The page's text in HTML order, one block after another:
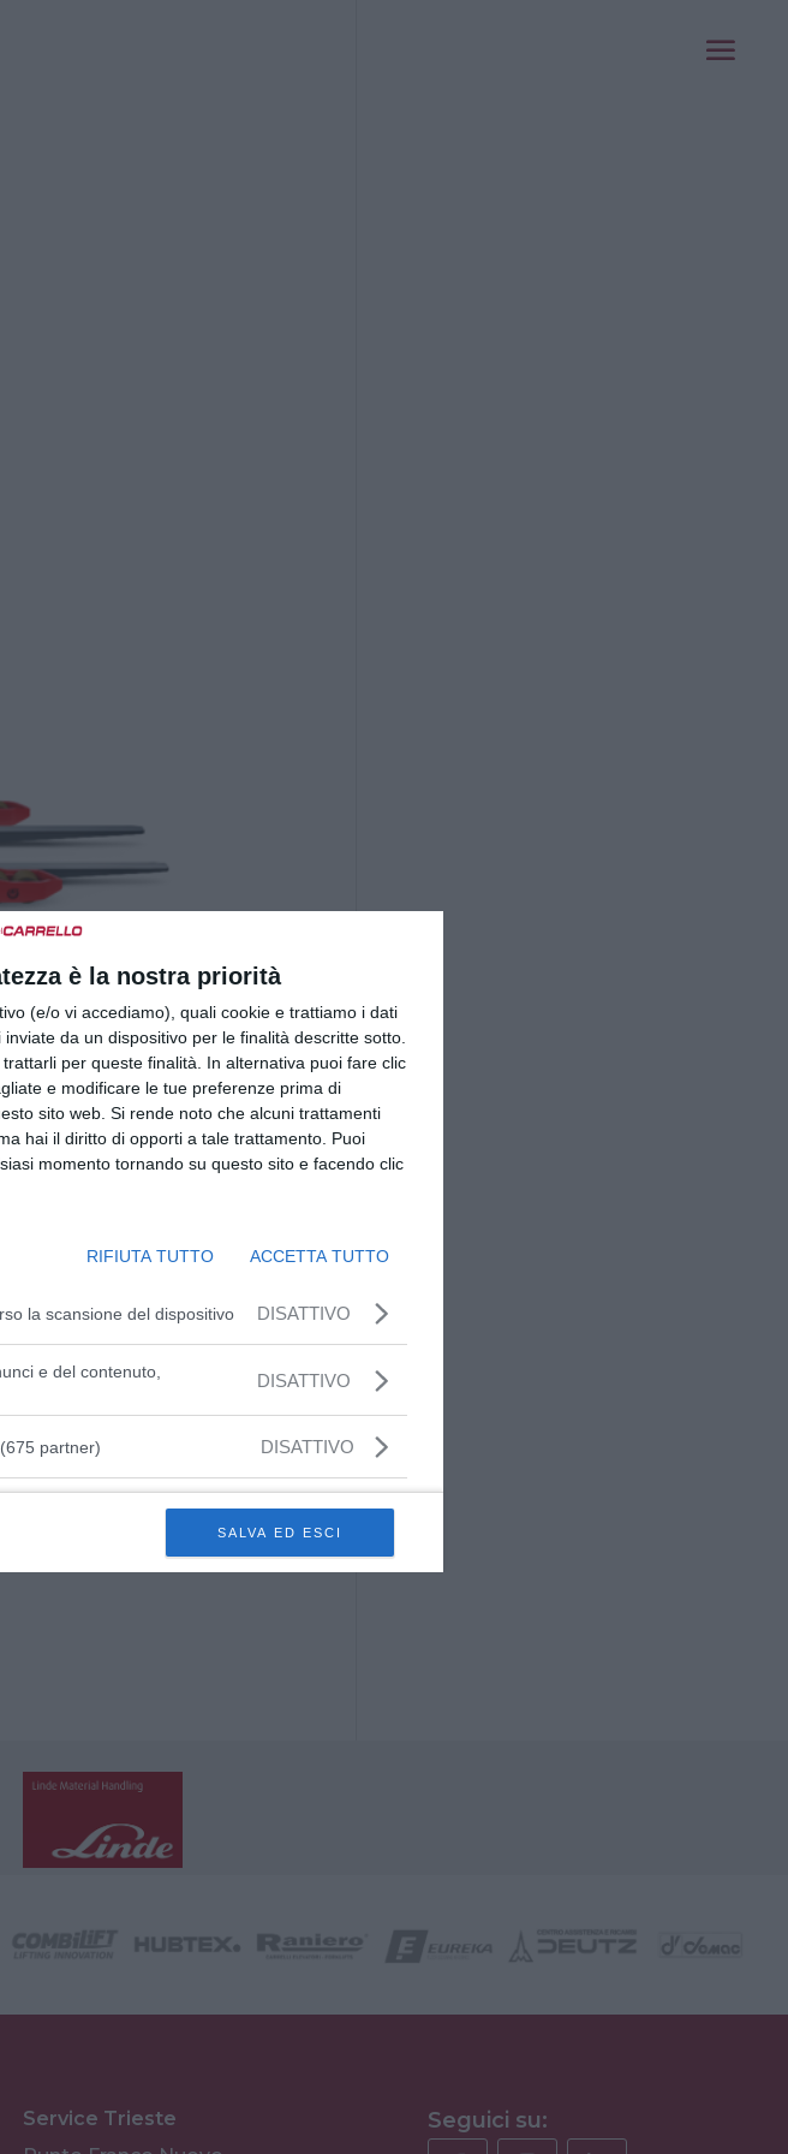
è la nostra priorità
(e/o vi accediamo), quali cookie e trattiamo i dati
da un dispositivo per le finalità descritte sotto.
per queste finalità. In alternativa puoi fare clic
e modificare le tue preferenze prima di
sito web. Si rende noto che alcuni trattamenti
hai il diritto di opporti a tale trattamento. Puoi
momento tornando su questo sito e facendo clic
RIFIUTA TUTTO ACCETTA TUTTO
la scansione del dispositivo DISATTIVO
e del contenuto,
DISATTIVO
partner) DISATTIVO
SALVA ED ESCI
Service Trieste
Seguici su: